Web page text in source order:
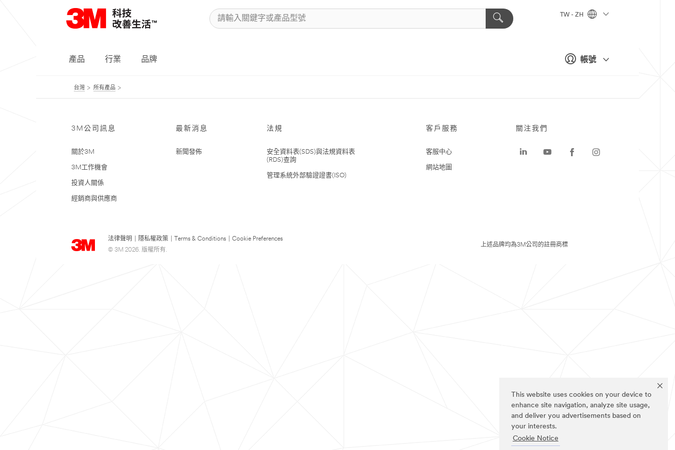
This website uses cookies on your device to
enhance site navigation, analyze site usage,
and deliver you advertisements based on
your interests.
Cookie Notice
帳號
TW - ZH
產品 行業 品牌
台灣 所有產品
3M公司訊息
關於3M
3M工作機會
投資人關係
經銷商與供應商
最新消息
新聞發佈
法規
安全資料表(SDS)與法規資料表
(RDS)查詢
管理系統外部驗證證書(ISO)
客戶服務
客服中心
網站地圖
法律聲明 隱私權政策 Terms & Conditions
Cookie Preferences
© 3M 2026. 版權所有.
關注我們
上述品牌均為3M公司的註冊商標